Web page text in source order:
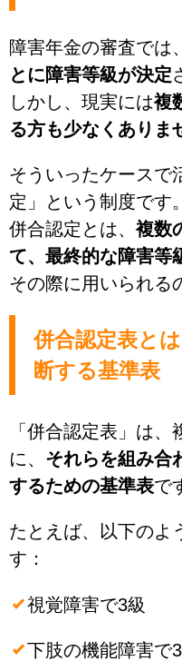
障害年金の審査では
とに障害等級が決定
しかし、現実には複
る方も少なくありま
そういったケースで
定」という制度です。
併合認定とは、複数
て、最終的な障害等
その際に用いられる
併合認定表と
断する基準表
「併合認定表」は
に、 それらを組み合
するための基準表で
たとえば、以下のよ
す：
視覚障害で3級
下肢の機能障害で